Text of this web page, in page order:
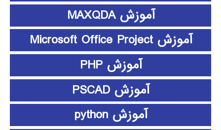
آموزش MAXQDA
آموزش Microsoft Office Project
آموزش PHP
آموزش PSCAD
آموزش python